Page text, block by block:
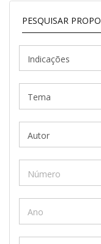
PESQUISAR